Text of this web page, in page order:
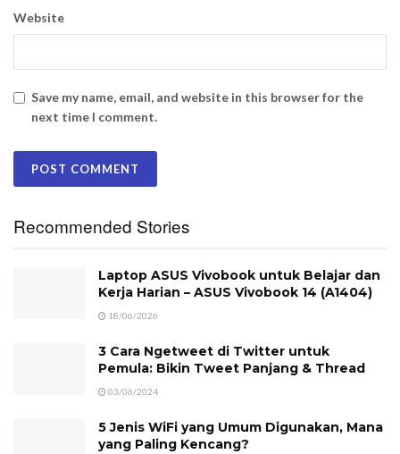
Website
Save my name, email, and website in this browser for the
next time I comment.
Recommended Stories
Laptop ASUS Vivobook untuk Belajar dan
Kerja Harian – ASUS Vivobook 14 (A1404)
18/06/2026
3 Cara Ngetweet di Twitter untuk
Pemula: Bikin Tweet Panjang & Thread
03/06/2024
5 Jenis WiFi yang Umum Digunakan, Mana
yang Paling Kencang?